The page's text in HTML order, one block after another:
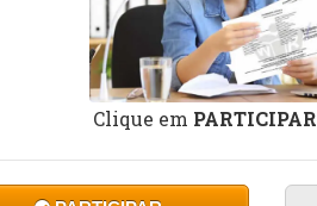
Clique em PARTICIPAR